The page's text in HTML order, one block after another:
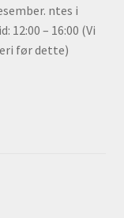
ntes i
– 16:00 (Vi
før dette)